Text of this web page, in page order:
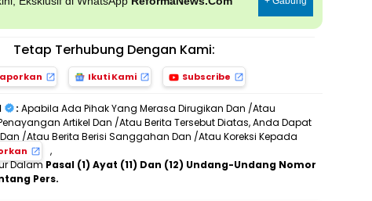
Tetap Terhubung Dengan Kami:
Ikuti Kami Subscribe
: Apabila Ada Pihak Yang Merasa Dirugikan Dan /Atau
Artikel Dan /Atau Berita Tersebut Diatas, Anda Dapat
/Atau Berita Berisi Sanggahan Dan /Atau Koreksi Kepada
,
Dalam Pasal (1) Ayat (11) Dan (12) Undang-Undang Nomor
Pers.